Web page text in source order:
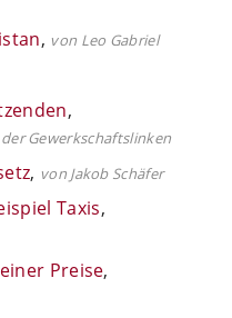
, von Leo Gabriel
,
Gewerkschaftslinken
, von Jakob Schäfer
Taxis,
Preise,